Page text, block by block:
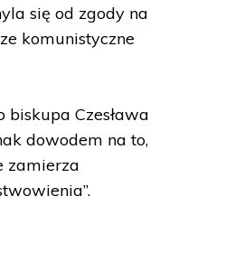
się od zgody na
komunistyczne
Czesława
dowodem na to,
zamierza